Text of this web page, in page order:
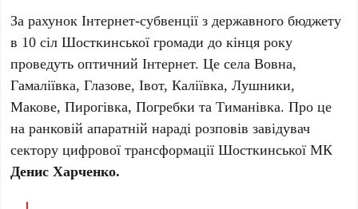
За рахунок Інтернет-субвенції з державного бюджету
в 10 сіл Шосткинської громади до кінця року
проведуть оптичний Інтернет. Це села Вовна,
Гамаліївка, Глазове, Івот, Каліївка, Лушники,
Макове, Пирогівка, Погребки та Тиманівка. Про це
на ранковій апаратній нараді розповів завідувач
сектору цифрової трансформації Шосткинської МК
Денис Харченко.